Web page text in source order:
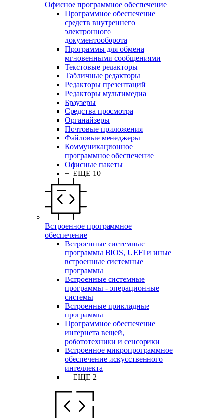
Офисное программное обеспечение
Программное обеспечение
средств внутреннего
электронного
документооборота
Программы для обмена
мгновенными сообщениями
Текстовые редакторы
Табличные редакторы
Редакторы презентаций
Редакторы мультимедиа
Браузеры
Средства просмотра
Органайзеры
Почтовые приложения
Файловые менеджеры
Коммуникационное
программное обеспечение
Офисные пакеты
+ ЕЩЕ 10
Встроенное программное
обеспечение
Встроенные системные
программы BIOS, UEFI и иные
встроенные системные
программы
Встроенные системные
программы - операционные
системы
Встроенные прикладные
программы
Программное обеспечение
интернета вещей,
робототехники и сенсорики
Встроенное микропрограммное
обеспечение искусственного
интеллекта
+ ЕЩЕ 2